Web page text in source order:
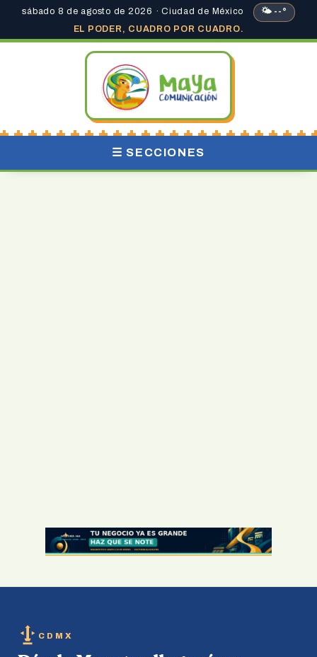
sábado 8 de agosto de 2026 · Ciudad de México
🌤 --°
EL PODER, CUADRO POR CUADRO.
☰ SECCIONES
CDMX